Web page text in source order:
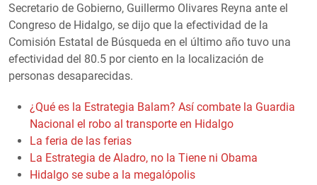
Secretario de Gobierno, Guillermo Olivares Reyna ante el
Congreso de Hidalgo, se dijo que la efectividad de la
Comisión Estatal de Búsqueda en el último año tuvo una
efectividad del 80.5 por ciento en la localización de
personas desaparecidas.
¿Qué es la Estrategia Balam? Así combate la Guardia
Nacional el robo al transporte en Hidalgo
La feria de las ferias
La Estrategia de Aladro, no la Tiene ni Obama
Hidalgo se sube a la megalópolis